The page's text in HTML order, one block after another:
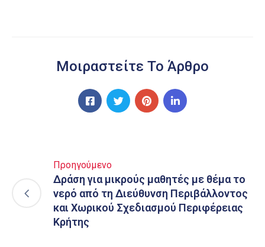
Μοιραστείτε Το Άρθρο
Προηγούμενο
Δράση για μικρούς μαθητές με θέμα το
νερό από τη Διεύθυνση Περιβάλλοντος
και Χωρικού Σχεδιασμού Περιφέρειας
Κρήτης